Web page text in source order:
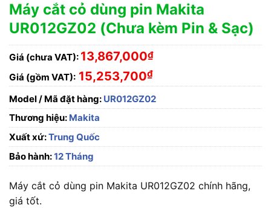
Máy cắt cỏ dùng pin Makita
UR012GZ02 (Chưa kèm Pin & Sạc)
Giá (chưa VAT): 13,867,000₫
Giá (gồm VAT): 15,253,700₫
Model / Mã đặt hàng: UR012GZ02
Thương hiệu: Makita
Xuất xứ:Trung Quốc
Bảo hành:12 Tháng
Máy cắt cỏ dùng pin Makita UR012GZ02 chính hãng,
giá tốt.